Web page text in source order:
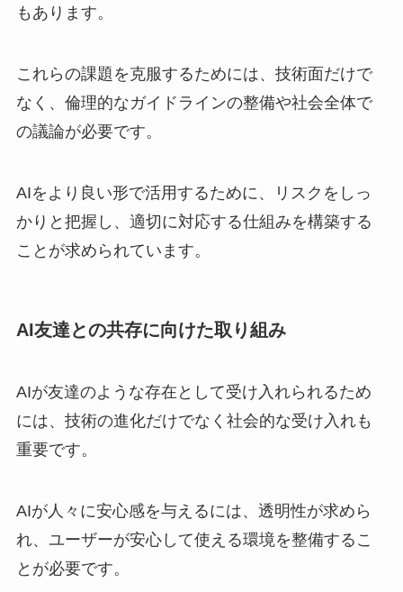
もあります。
これらの課題を克服するためには、技術面だけで
なく、倫理的なガイドラインの整備や社会全体で
の議論が必要です。
AIをより良い形で活用するために、リスクをしっ
かりと把握し、適切に対応する仕組みを構築する
ことが求められています。
AI友達との共存に向けた取り組み
AIが友達のような存在として受け入れられるため
には、技術の進化だけでなく社会的な受け入れも
重要です。
AIが人々に安心感を与えるには、透明性が求めら
れ、ユーザーが安心して使える環境を整備するこ
とが必要です。